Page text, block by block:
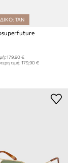
TAN
179,90 €
τιμή:179,90 €